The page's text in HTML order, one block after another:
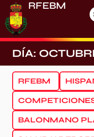
RFEBM
DÍA:
RFEBM
BALONMANO